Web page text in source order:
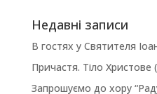
Недавні записи
В гостях у Святителя
Причастя. Тіло
Запрошуємо до хору